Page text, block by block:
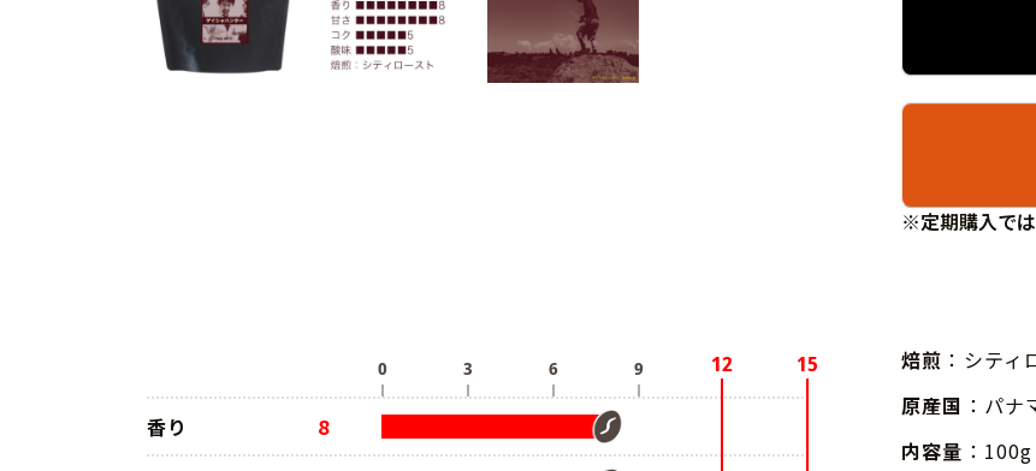
※定期購入で
香り 8
焙煎 ：シティ
原産国 ：パ
内容量 ：100g